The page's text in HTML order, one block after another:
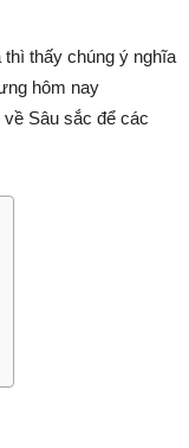
thấy chúng ý nghĩa
hôm nay
Sâu sắc để các